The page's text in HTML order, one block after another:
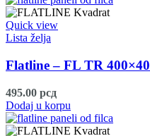
Quick view
Lista želja
Flatline – FL TR
495.00 рсд
Dodaj u korpu